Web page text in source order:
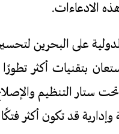
الادعاءات.
على البحرين
بتقنيات أكثر
ستار التنظيم
قد تكون أكثر